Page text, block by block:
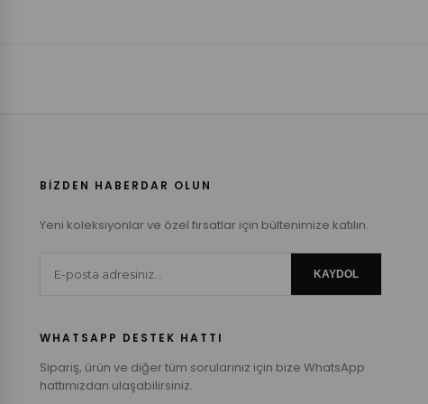
BİZDEN HABERDAR OLUN
Yeni koleksiyonlar ve özel fırsatlar için bültenimize katılın.
KAYDOL
WHATSAPP DESTEK HATTI
Sipariş, ürün ve diğer tüm sorularınız için bize WhatsApp
hattımızdan ulaşabilirsiniz.